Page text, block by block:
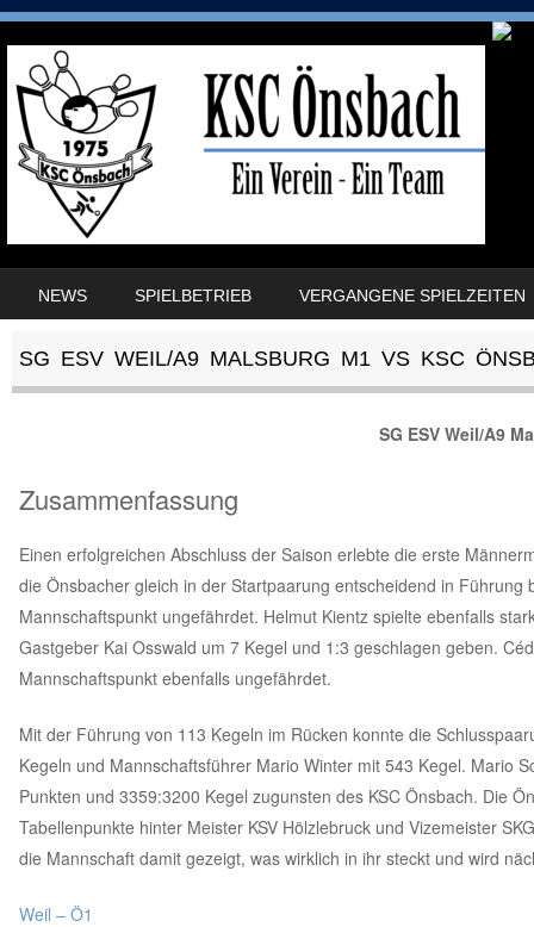
MENU
NEWS SPIELBETRIEB VERGANGENE SPIELZEITEN
SG ESV WEIL/A9 MALSBURG M1 VS KSC
SG ESV Weil/A9
Zusammenfassung
Einen erfolgreichen Abschluss der Saison erlebte die erste
die Önsbacher gleich in der Startpaarung entscheidend in
Mannschaftspunkt ungefährdet. Helmut Kientz spielte ebenfalls
Gastgeber Kai Osswald um 7 Kegel und 1:3 geschlagen geben.
Mannschaftspunkt ebenfalls ungefährdet.
Mit der Führung von 113 Kegeln im Rücken konnte die
Kegeln und Mannschaftsführer Mario Winter mit 543 Kegel. Mario
Punkten und 3359:3200 Kegel zugunsten des KSC Önsbach. Die
Tabellenpunkte hinter Meister KSV Hölzlebruck und Vizemeister
die Mannschaft damit gezeigt, was wirklich in ihr steckt und wird
Weil – Ö1